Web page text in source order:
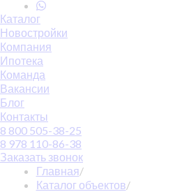
Каталог
Новостройки
Компания
Ипотека
Команда
Вакансии
Блог
Контакты
8 800 505-38-25
8 978 110-86-38
Заказать звонок
Главная/
Каталог объектов/